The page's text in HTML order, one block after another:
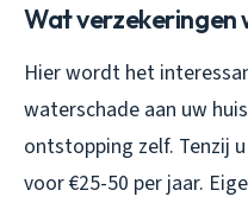
Wat verzekeringen
Hier wordt het
waterschade aan uw
ontstopping zelf. Tenzij
voor €25-50 per jaar.